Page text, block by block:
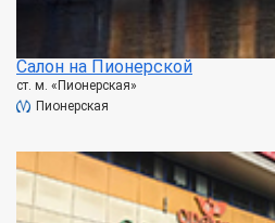
Салон на Пионерской
ст. м. «Пионерская»
Пионерская